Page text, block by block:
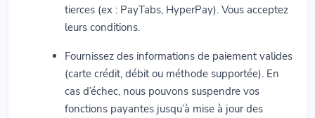
tierces (ex : PayTabs, HyperPay). Vous acceptez
leurs conditions.
Fournissez des informations de paiement valides
(carte crédit, débit ou méthode supportée). En
cas d’échec, nous pouvons suspendre vos
fonctions payantes jusqu’à mise à jour des